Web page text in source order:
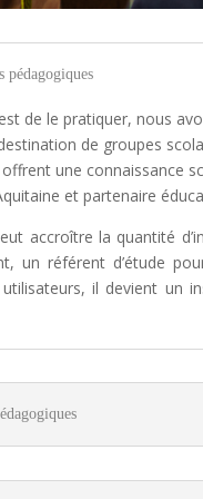
pédagogiques
de le pratiquer, nous
de groupes
offrent une connaissance
et partenaire
accroître la quantité
un référent d’étude
il devient un